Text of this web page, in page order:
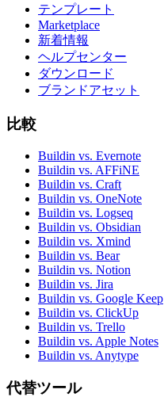
テンプレート
Marketplace
新着情報
ヘルプセンター
ダウンロード
ブランドアセット
比較
Buildin vs. Evernote
Buildin vs. AFFiNE
Buildin vs. Craft
Buildin vs. OneNote
Buildin vs. Logseq
Buildin vs. Obsidian
Buildin vs. Xmind
Buildin vs. Bear
Buildin vs. Notion
Buildin vs. Jira
Buildin vs. Google Keep
Buildin vs. ClickUp
Buildin vs. Trello
Buildin vs. Apple Notes
Buildin vs. Anytype
代替ツール